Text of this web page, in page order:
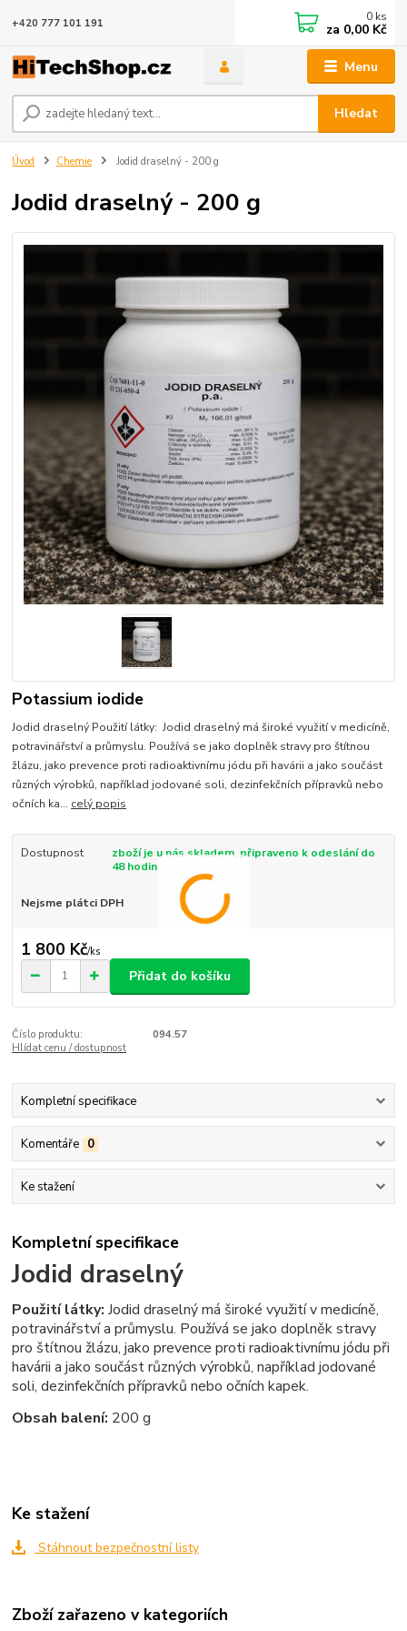
Menu
Hledat
+420 777 101 191 0 ks
za 0,00 Kč
Úvod Chemie Jodid draselný - 200 g
Jodid draselný - 200 g
Potassium iodide
Jodid draselný Použití látky: Jodid draselný má široké využití v medicíně,
potravinářství a průmyslu. Používá se jako doplněk stravy pro štítnou
žlázu, jako prevence proti radioaktivnímu jódu při havárii a jako součást
různých výrobků, například jodované soli, dezinfekčních přípravků nebo
očních ka... celý popis
Dostupnost
zboží je u nás skladem, připraveno k odeslání do
48 hodin
Nejsme plátci DPH
1 800 Kč/ks
Přidat do košíku
Číslo produktu:
094.57
Hlídat cenu / dostupnost
Kompletní specifikace
Komentáře 0
Ke stažení
Kompletní specifikace
Jodid draselný
Použití látky:Jodid draselný má široké využití v medicíně,
potravinářství a průmyslu. Používá se jako doplněk stravy
pro štítnou žlázu, jako prevence proti radioaktivnímu jódu při
havárii a jako součást různých výrobků, například jodované
soli, dezinfekčních přípravků nebo očních kapek.
Obsah balení: 200 g
Ke stažení
Stáhnout bezpečnostní listy
Zboží zařazeno v kategoriích